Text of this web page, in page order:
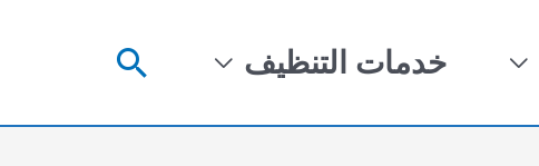
خدمات التنظيف البحث